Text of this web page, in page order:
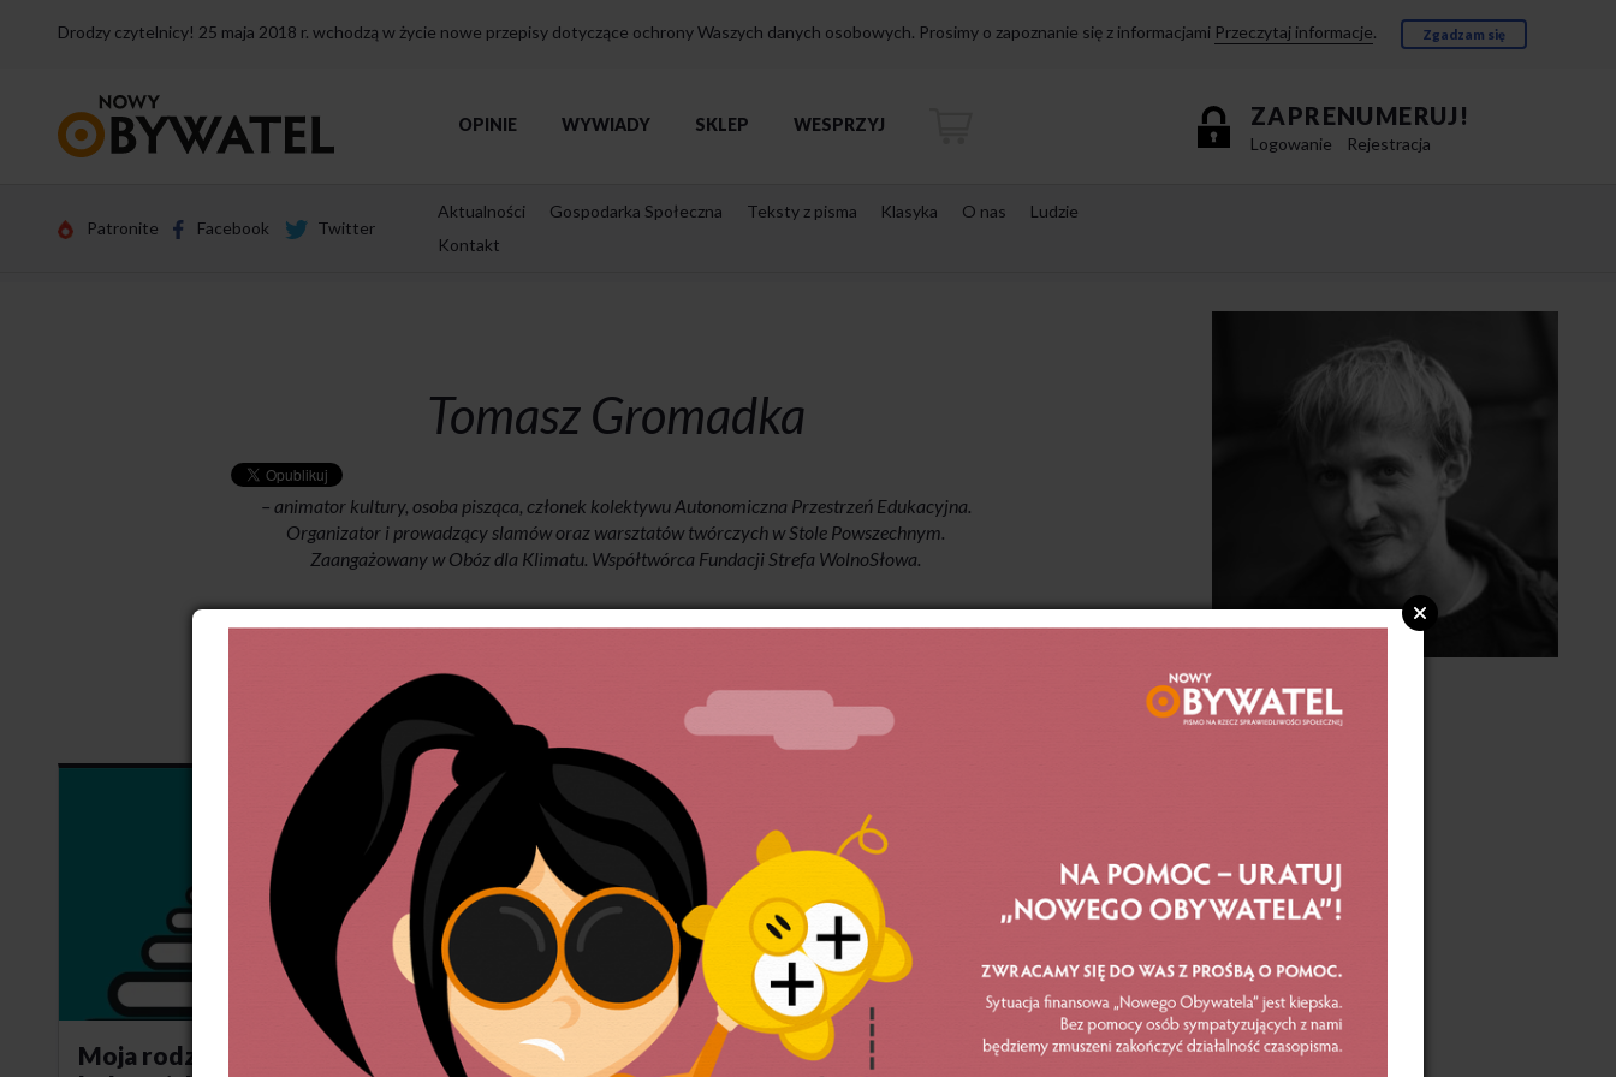
Drodzy czytelnicy! 25 maja 2018 r. wchodzą w życie nowe przepisy dotyczące ochrony Waszych danych osobowych. Prosimy o zapoznanie się z informacjami Przeczytaj informacje. Zgadzam się
strony
ZAPRENUMERUJ!
Logowanie Rejestracja
OPINIE WYWIADY SKLEP WESPRZYJ
Patronite Facebook Twitter
Aktualności Gospodarka Społeczna Teksty z pisma Klasyka O nas
Ludzie
Kontakt
Tomasz Gromadka
– animator kultury, osoba pisząca, członek kolektywu Autonomiczna Przestrzeń Edukacyjna.
Organizator i prowadzący slamów oraz warsztatów twórczych w Stole Powszechnym.
Zaangażowany w Obóz dla Klimatu. Współtwórca Fundacji Strefa WolnoSłowa.
Moja rodzina i ja. Z klasy